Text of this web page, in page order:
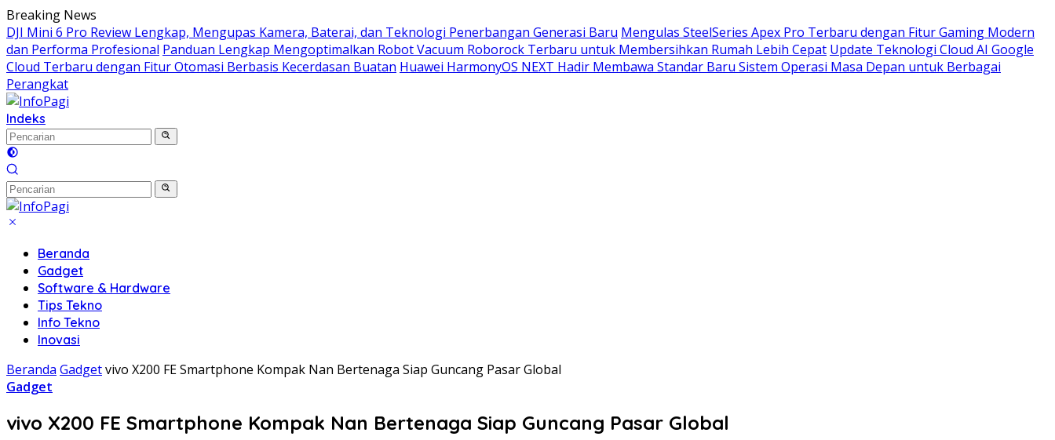
Langsung
ke
konten
Breaking News
DJI Mini 6 Pro Review Lengkap, Mengupas Kamera, Baterai, dan Teknologi Penerbangan Generasi Baru Mengulas SteelSeries Apex Pro Terbaru dengan Fitur Gaming Modern
dan Performa Profesional Panduan Lengkap Mengoptimalkan Robot Vacuum Roborock Terbaru untuk Membersihkan Rumah Lebih Cepat Update Teknologi Cloud AI Google
Cloud Terbaru dengan Fitur Otomasi Berbasis Kecerdasan Buatan Huawei HarmonyOS NEXT Hadir Membawa Standar Baru Sistem Operasi Masa Depan untuk Berbagai
Perangkat
Indeks
Beranda
Gadget
Software & Hardware
Tips Tekno
Info Tekno
Inovasi
Beranda Gadgetvivo X200 FE Smartphone Kompak Nan Bertenaga Siap Guncang Pasar Global
Gadget
vivo X200 FE Smartphone Kompak Nan Bertenaga Siap Guncang Pasar Global